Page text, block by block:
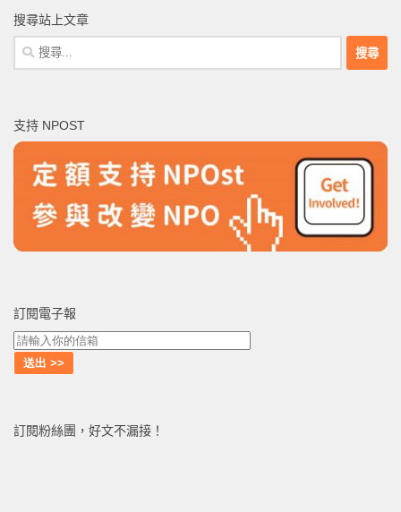
搜尋站上文章
搜
尋
字:
支持 NPOST
訂閱電子報
訂閱粉絲團，好文不漏接！